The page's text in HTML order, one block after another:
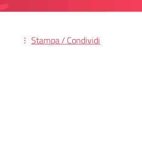
Stampa / Condividi